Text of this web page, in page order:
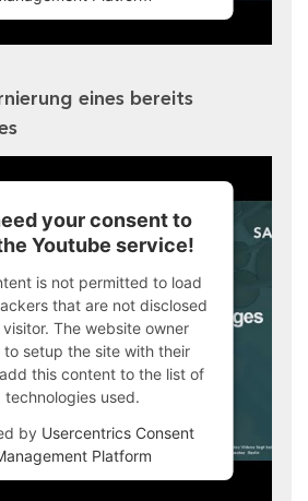
eines bereits
your consent to
Youtube service!
is not permitted to load
that are not disclosed
The website owner
to setup the site with their
this content to the list of
technologies used.
by Usercentrics Consent
Platform